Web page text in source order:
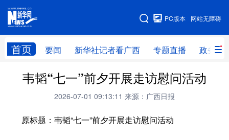
网站无障碍
PC版本
首页 要闻 新华社记者看广西 专题直播 政务信
网站地图
广西频道
新华社记者 专题直播
图片新闻 壮美广西
韦韬“七一”前夕开展走访慰问活动
2026-07-01 09:13:11 来源：广西日报
原标题：韦韬“七一”前夕开展走访慰问活动